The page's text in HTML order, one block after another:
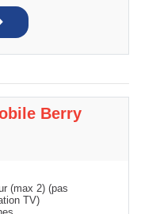
Berry
(max 2) (pas
TV)